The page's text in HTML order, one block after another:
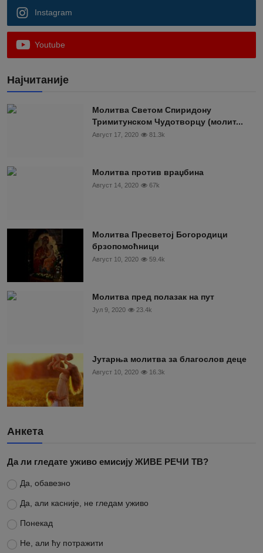
Instagram
Youtube
Најчитаније
Moлитва Светом Спиридону
Тримитунском Чудотворцу (молит...
Август 17, 2020 81.3k
Молитва против враџбина
Август 14, 2020 67k
Молитва Пресветој Богородици
брзопомоћници
Август 10, 2020 59.4k
Молитва пред полазак на пут
Јул 9, 2020 23.4k
Јутарња молитва за благослов деце
Август 10, 2020 16.3k
Анкета
Да ли гледате уживо емисију ЖИВЕ РЕЧИ ТВ?
Да, обавезно
Да, али касније, не гледам уживо
Понекад
Не, али ћу потражити